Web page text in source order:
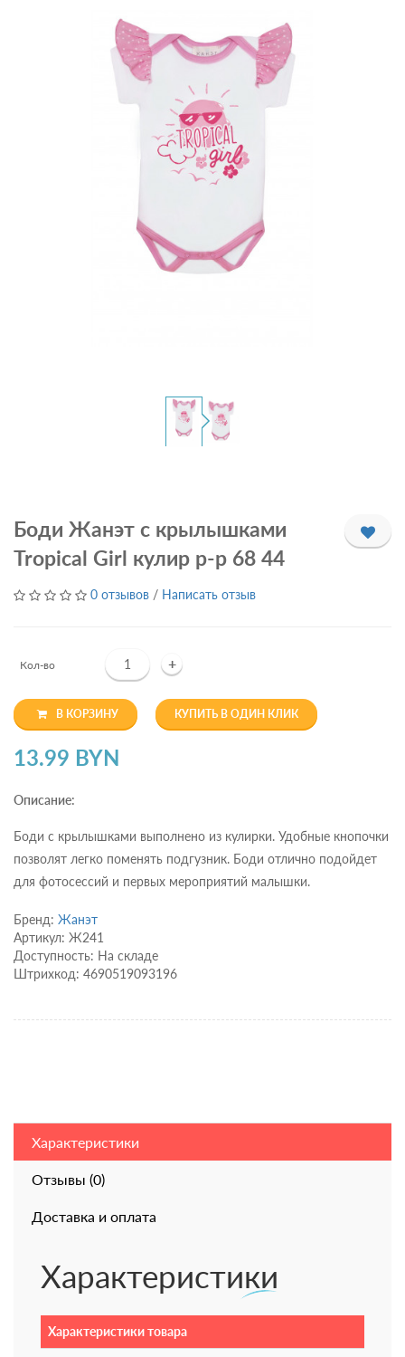
Боди Жанэт с крылышками
Tropical Girl кулир р-р 68 44
0 отзывов / Написать отзыв
Кол-во +
В КОРЗИНУ КУПИТЬ В ОДИН КЛИК
13.99 BYN
Описание:
Боди с крылышками выполнено из кулирки. Удобные кнопочки
позволят легко поменять подгузник. Боди отлично подойдет
для фотосессий и первых мероприятий малышки.
Бренд: Жанэт
Артикул: Ж241
Доступность: На складе
Штрихкод: 4690519093196
Характеристики
Отзывы (0)
Доставка и оплата
Характеристики
Характеристики товара